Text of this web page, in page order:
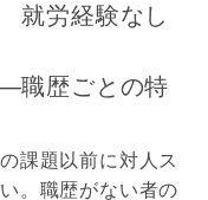
就労経験なし
職歴ごとの特
課題以前に対人ス
。職歴がない者の